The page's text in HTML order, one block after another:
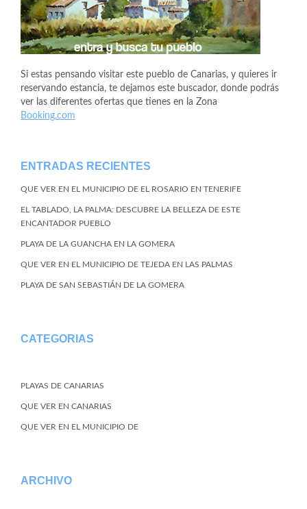
Si estas pensando visitar este pueblo de Canarias, y quieres ir
reservando estancia, te dejamos este buscador, donde podrás
ver las diferentes ofertas que tienes en la Zona
Booking.com
ENTRADAS RECIENTES
QUE VER EN EL MUNICIPIO DE EL ROSARIO EN TENERIFE
EL TABLADO, LA PALMA: DESCUBRE LA BELLEZA DE ESTE
ENCANTADOR PUEBLO
PLAYA DE LA GUANCHA EN LA GOMERA
QUE VER EN EL MUNICIPIO DE TEJEDA EN LAS PALMAS
PLAYA DE SAN SEBASTIÁN DE LA GOMERA
CATEGORIAS
PLAYAS DE CANARIAS
QUE VER EN CANARIAS
QUE VER EN EL MUNICIPIO DE
ARCHIVO